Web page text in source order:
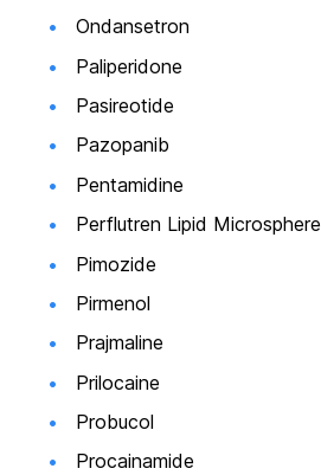
Ondansetron
Paliperidone
Pasireotide
Pazopanib
Pentamidine
Perflutren Lipid Microsphere
Pimozide
Pirmenol
Prajmaline
Prilocaine
Probucol
Procainamide